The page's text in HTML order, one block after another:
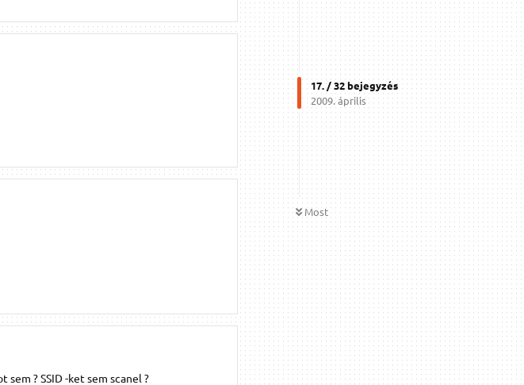
17. /32bejegyzés
2009. április
Most
? SSID -ket sem scanel ?